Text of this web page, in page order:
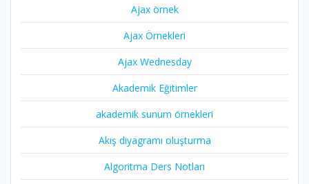
Ajax örnek
Ajax Örnekleri
Ajax Wednesday
Akademik Eğitimler
akademik sunum örnekleri
Akış diyagramı oluşturma
Algoritma Ders Notları